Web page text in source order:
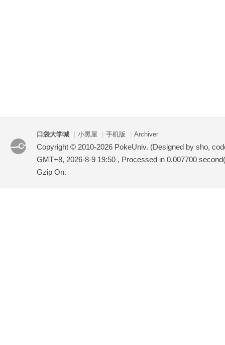
口袋大学城 小黑屋 手机版 Archiver
Copyright © 2010-2026 PokeUniv. (Designed by sho,
GMT+8, 2026-8-9 19:50 , Processed in 0.007700
Gzip On.